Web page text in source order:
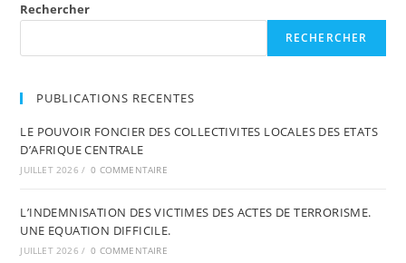
Rechercher
RECHERCHER
PUBLICATIONS RECENTES
LE POUVOIR FONCIER DES COLLECTIVITES LOCALES DES ETATS
D’AFRIQUE CENTRALE
JUILLET 2026 / 0 COMMENTAIRE
L’INDEMNISATION DES VICTIMES DES ACTES DE TERRORISME.
UNE EQUATION DIFFICILE.
JUILLET 2026 / 0 COMMENTAIRE